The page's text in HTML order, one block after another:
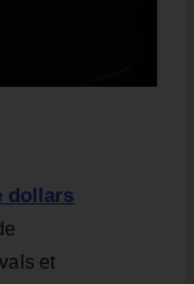
dollars
et